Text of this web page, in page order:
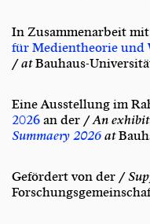
In Zusammenarbeit
für Medientheorie und
/atBauhaus-
Eine Ausstellung im
2026 an der /An
Summaery 2026 at
Gefördert von der /